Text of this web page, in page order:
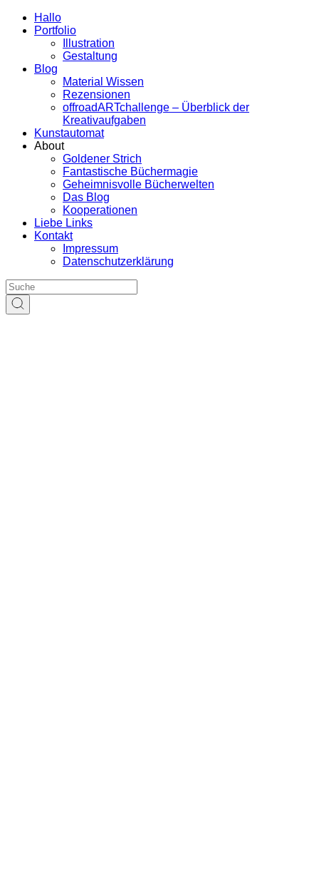
Hallo
Portfolio
Illustration
Gestaltung
Blog
Material Wissen
Rezensionen
offroadARTchallenge – Überblick der
Kreativaufgaben
Kunstautomat
About
Goldener Strich
Fantastische Büchermagie
Geheimnisvolle Bücherwelten
Das Blog
Kooperationen
Liebe Links
Kontakt
Impressum
Datenschutzerklärung